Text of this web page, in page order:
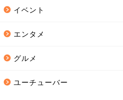
イベント
エンタメ
グルメ
ユーチューバー